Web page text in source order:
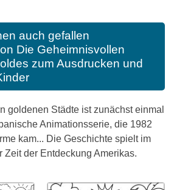
auch gefallen
Die Geheimnisvollen
zum Ausdrucken und
goldenen Städte ist zunächst einmal
Animationsserie, die 1982
kam... Die Geschichte spielt im
Zeit der Entdeckung Amerikas.